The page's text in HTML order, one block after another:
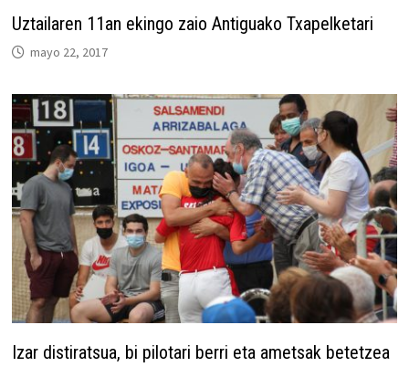
Uztailaren 11an ekingo zaio Antiguako Txapelketari
mayo 22, 2017
Izar distiratsua, bi pilotari berri eta ametsak betetzea